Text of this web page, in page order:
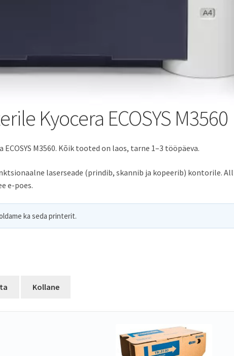
Kyocera ECOSYS M3560
M3560. Kõik tooted on laos, tarne 1–3 tööpäeva.
laserseade (prindib, skannib ja kopeerib)
e-poes.
ka seda printerit.
Kollane